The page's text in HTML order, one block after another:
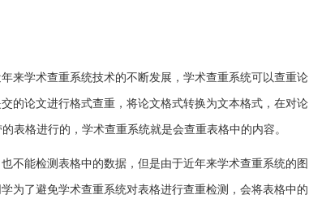
来学术查重系统技术的不断发展，学术查重系统可以查重论
的论文进行格式查重，将论文格式转换为文本格式，在对论
表格进行的，学术查重系统就是会查重表格中的内容。
不能检测表格中的数据，但是由于近年来学术查重系统的图
为了避免学术查重系统对表格进行查重检测，会将表格中的